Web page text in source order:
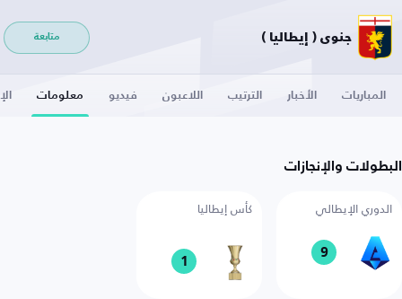
جنوى ( إيطاليا ) متابعة
المباريات الأخبار الترتيب اللاعبون فيديو معلومات
البطولات والإنجازات
الدوري الإيطالي
9
كأس إيطاليا
1